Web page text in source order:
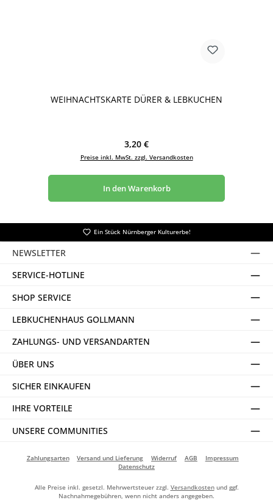
WEIHNACHTSKARTE DÜRER & LEBKUCHEN
Regulärer Preis:
3,20 €
Preise inkl. MwSt. zzgl. Versandkosten
In den Warenkorb
Ein Stück Nürnberger Kulturerbe!
NEWSLETTER
SERVICE-HOTLINE
SHOP SERVICE
LEBKUCHENHAUS GOLLMANN
ZAHLUNGS- UND VERSANDARTEN
ÜBER UNS
SICHER EINKAUFEN
IHRE VORTEILE
UNSERE COMMUNITIES
Zahlungsarten Versand und Lieferung Widerruf AGB
Impressum
Datenschutz
Alle Preise inkl. gesetzl. Mehrwertsteuer zzgl. Versandkostenund ggf.
Nachnahmegebühren, wenn nicht anders angegeben.